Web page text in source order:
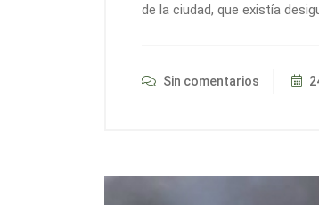
de la ciudad, que existía
Sin comentarios